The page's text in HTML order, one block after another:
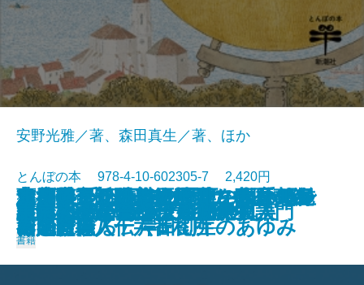
新版 宇野千代 女の一生
志度寺 千四百年の歴史の玉手箱─
四国霊場八十六番札所─
白洲正子が愛した京都
蔦屋重三郎のエロチカ 歌麿の春
画と吉原
「ベルサイユのばら」の真実
原田マハのポスト印象派物語
21世紀のための三島由紀夫入門
青池保子 騒がしき男たちとマン
ガの冒険
国宝クラス仏をさがせ！
はじめてであう安野光雅
安野光雅／著、森田真生／著、ほか
とんぼの本 978-4-10-602305-7 2,420円
2023/11/01
書籍
This is 江口寿史!!
太古の奇想と超絶技巧 中国青銅
器入門
リ・アルティジャーニ―ルネサン
ス画家職人伝―
つげ義春 名作原画とフランス紀
行
京都国立近代美術館のコレクショ
ンでたどる 岸田劉生のあゆみ
谷内六郎 いつか見た夢
謎解き 鳥獣戯画
あの懐かしい味の野菜を自分でつ
くる
またいつか歩きたい町―私の町並
み紀行―
東京のミュージアム100